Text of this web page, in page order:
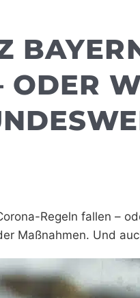
ODER
Regeln fallen –
Maßnahmen. Und